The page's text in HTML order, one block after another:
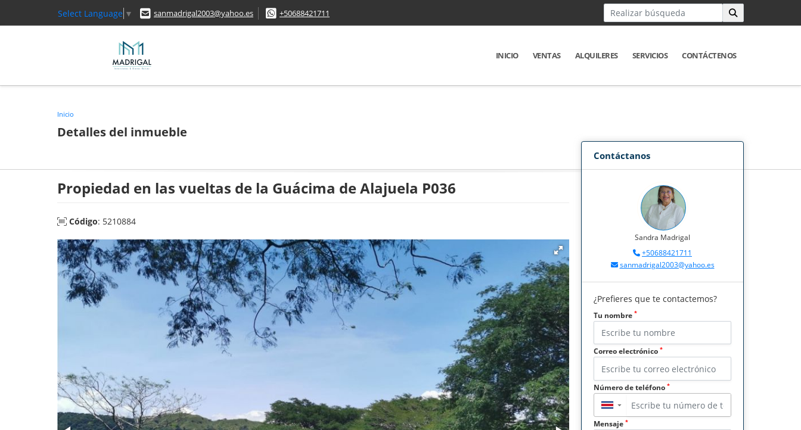
Select Language ▼ sanmadrigal2003@yahoo.es +50688421711
INICIO VENTAS ALQUILERES SERVICIOS CONTÁCTENOS
Inicio
Detalles del inmueble
Propiedad en las vueltas de la Guácima de Alajuela P036
Código: 5210884
Contáctanos
Sandra Madrigal
+50688421711
sanmadrigal2003@yahoo.es
¿Prefieres que te contactemos?
Tu nombre *
Correo electrónico *
Número de teléfono *
▼
Mensaje *